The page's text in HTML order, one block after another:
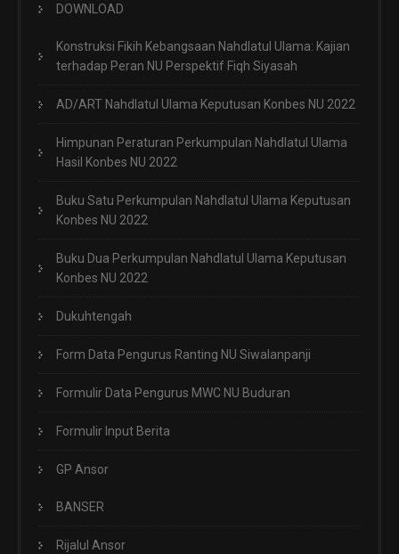
DOWNLOAD
Konstruksi Fikih Kebangsaan Nahdlatul Ulama: Kajian
terhadap Peran NU Perspektif Fiqh Siyasah
AD/ART Nahdlatul Ulama Keputusan Konbes NU 2022
Himpunan Peraturan Perkumpulan Nahdlatul Ulama
Hasil Konbes NU 2022
Buku Satu Perkumpulan Nahdlatul Ulama Keputusan
Konbes NU 2022
Buku Dua Perkumpulan Nahdlatul Ulama Keputusan
Konbes NU 2022
Dukuhtengah
Form Data Pengurus Ranting NU Siwalanpanji
Formulir Data Pengurus MWC NU Buduran
Formulir Input Berita
GP Ansor
BANSER
Rijalul Ansor